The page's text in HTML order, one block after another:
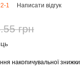
1 Написати відгук
грн
накопичувальної знижки